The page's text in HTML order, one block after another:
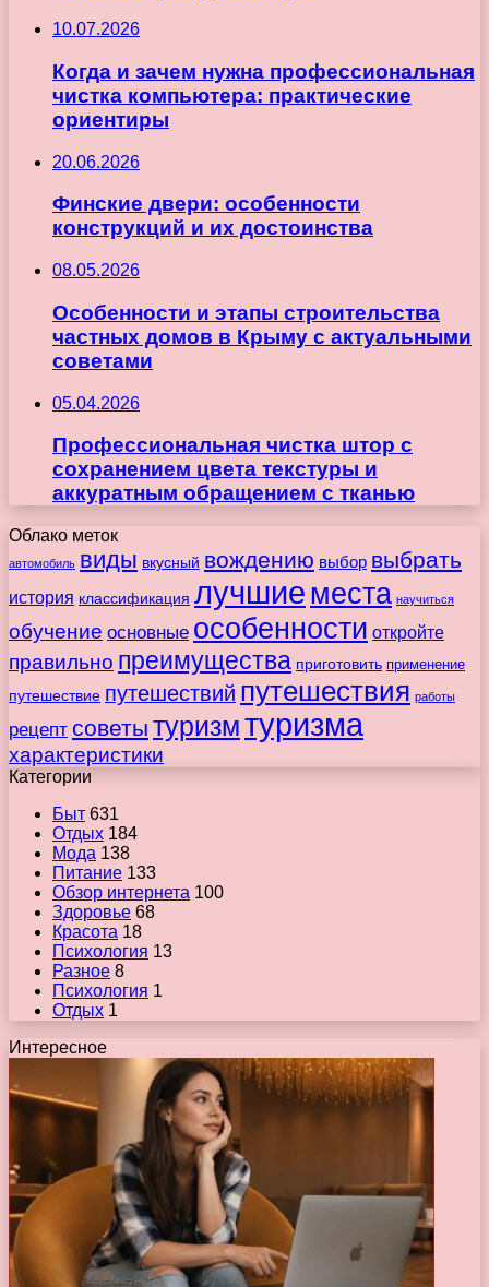
10.07.2026
Когда и зачем нужна профессиональная
чистка компьютера: практические
ориентиры
20.06.2026
Финские двери: особенности
конструкций и их достоинства
08.05.2026
Особенности и этапы строительства
частных домов в Крыму с актуальными
советами
05.04.2026
Профессиональная чистка штор с
сохранением цвета текстуры и
аккуратным обращением с тканью
Облако меток
автомобиль виды вкусный вождению выбор выбрать
история классификация лучшиеместа научиться
обучение основные особенности откройте
правильно преимущества приготовить применение
путешествие путешествий путешествия работы
рецепт советы туризмтуризма
характеристики
Категории
Быт 631
Отдых 184
Мода 138
Питание 133
Обзор интернета 100
Здоровье 68
Красота 18
Психология 13
Разное 8
Психология 1
Отдых 1
Интересное